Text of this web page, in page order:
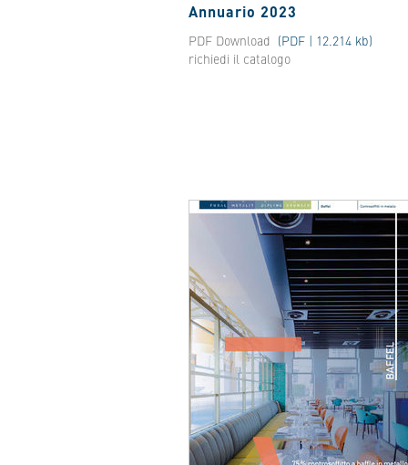
Annuario 2023
PDF Download (PDF | 12.214 kb)
richiedi il catalogo